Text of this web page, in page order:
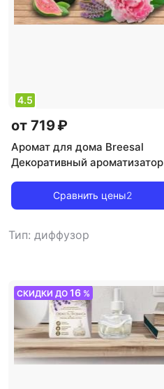
4.5
от 719 ₽
Аромат для дома Breesal
Декоративный ароматизатор
чувственностиСравнить цены2
Тип: диффузор
СКИДКИ ДО16 %